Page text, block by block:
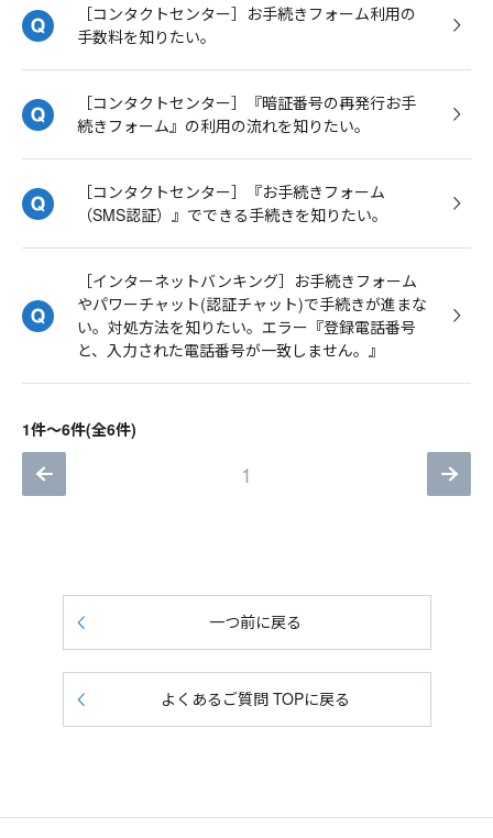
［コンタクトセンター］お手続きフォーム利用の
手数料を知りたい。
［コンタクトセンター］『暗証番号の再発行お手
続きフォーム』の利用の流れを知りたい。
［コンタクトセンター］『お手続きフォーム
（SMS認証）』でできる手続きを知りたい。
［インターネットバンキング］お手続きフォーム
やパワーチャット(認証チャット)で手続きが進まな
い。対処方法を知りたい。エラー『登録電話番号
と、入力された電話番号が一致しません。』
1件～6件(全6件)
1
一つ前に戻る
よくあるご質問 TOPに戻る